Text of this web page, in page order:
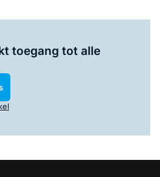
toegang tot alle